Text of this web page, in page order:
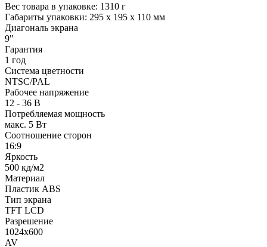
Вес товара в упаковке: 1310 г
Габариты упаковки: 295 x 195 x 110 мм
Диагональ экрана
9"
Гарантия
1 год
Система цветности
NTSC/PAL
Рабочее напряжение
12 - 36 В
Потребляемая мощность
макс. 5 Вт
Соотношение сторон
16:9
Яркость
500 кд/м2
Материал
Пластик ABS
Тип экрана
TFT LCD
Разрешение
1024x600
AV